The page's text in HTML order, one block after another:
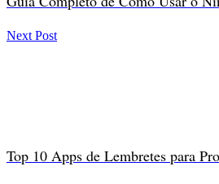
Next Post
Top 10 Apps de Lembretes para